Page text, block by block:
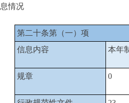
情况
第二十条第（一）项
信息内容
本年
规章 0